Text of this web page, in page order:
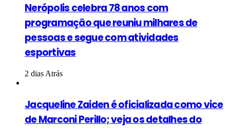
Nerópolis celebra 78 anos com
programação que reuniu milhares de
pessoas e segue com atividades
esportivas
2 dias Atrás
Jacqueline Zaiden é oficializada como vice
de Marconi Perillo; veja os detalhes do